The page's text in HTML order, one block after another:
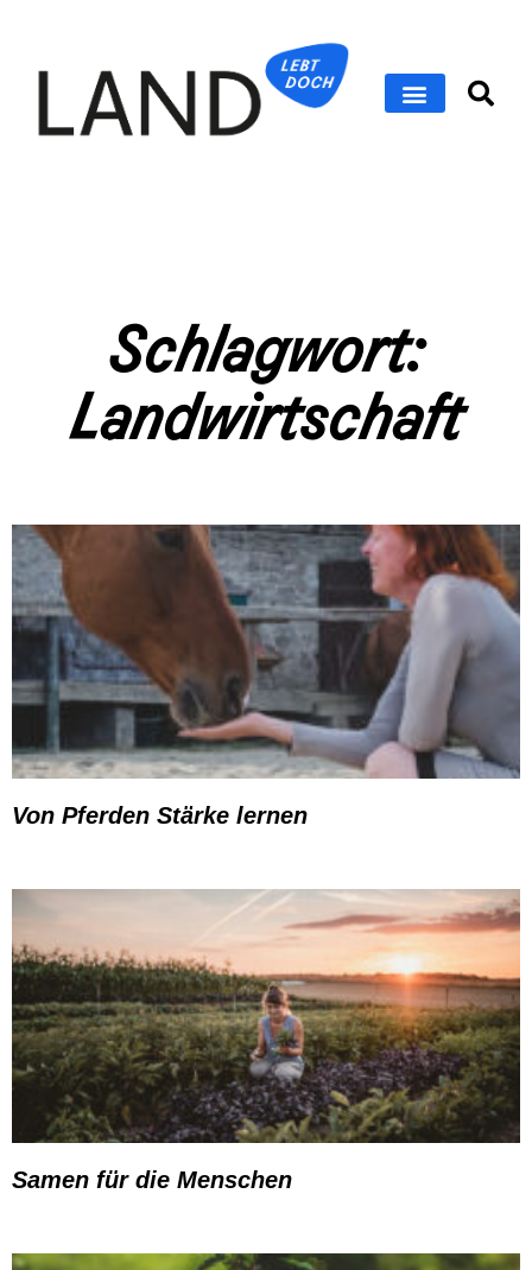
Schlagwort:
Landwirtschaft
Von Pferden Stärke lernen
Samen für die Menschen